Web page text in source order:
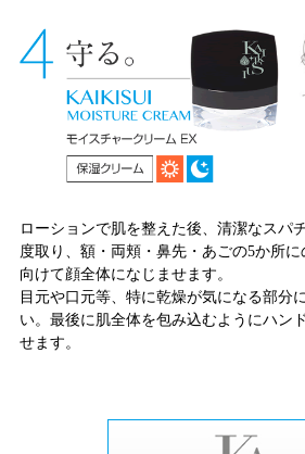
ローションで肌を整えた後、清潔なスパ
度取り、額・両頬・鼻先・あごの5か所
向けて顔全体になじませます。
目元や口元等、特に乾燥が気になる部分
い。最後に肌全体を包み込むようにハン
せます。